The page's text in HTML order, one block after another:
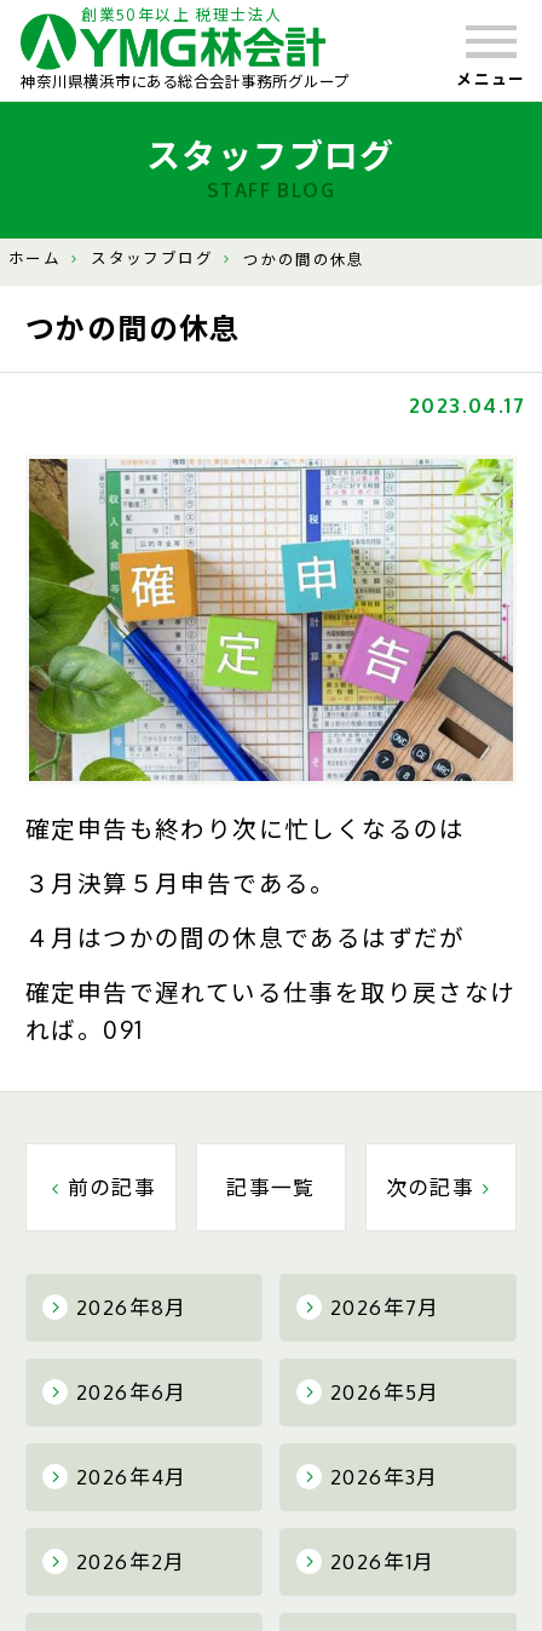
創業50年以上 税理士法人
神奈川県横浜市にある総合会計事務所グループ メニュー
スタッフブログ
STAFF BLOG
ホーム スタッフブログ つかの間の休息
2026年8月 2026年7月
2026年6月 2026年5月
2026年4月 2026年3月
2026年2月 2026年1月
つかの間の休息
2023.04.17
確定申告も終わり次に忙しくなるのは
３月決算５月申告である。
４月はつかの間の休息であるはずだが
確定申告で遅れている仕事を取り戻さなけ
れば。091
前の記事 記事一覧 次の記事